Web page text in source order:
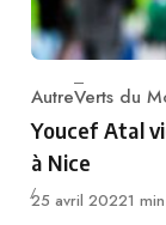
Category
AutreVerts du
Youcef Atal
à Nice
Publié
25 avril 20221